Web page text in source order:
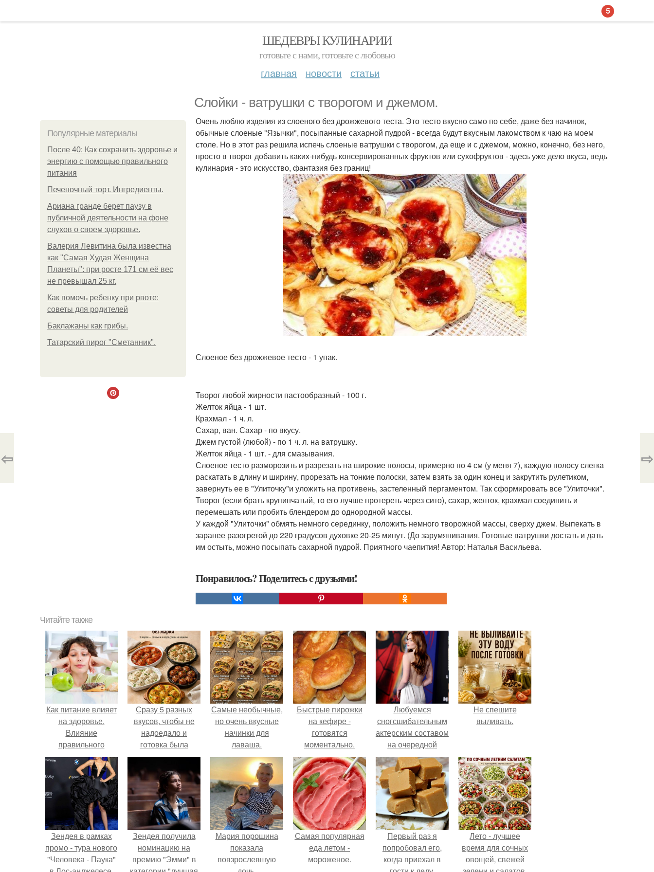
ШЕДЕВРЫ КУЛИНАРИИ
готовьте с нами, готовьте с любовью
главная новости статьи
Слойки - ватрушки с творогом и джемом.
Популярные материалы
После 40: Как сохранить здоровье и
энергию с помощью правильного
питания
Печеночный торт. Ингредиенты.
Ариана гранде берет паузу в
публичной деятельности на фоне
слухов о своем здоровье.
Валерия Левитина была известна
как "Самая Худая Женщина
Планеты": при росте 171 см её вес
не превышал 25 кг.
Как помочь ребенку при рвоте:
советы для родителей
Баклажаны как грибы.
Татарский пирог "Сметанник".
Очень люблю изделия из слоеного без дрожжевого теста. Это тесто вкусно само по себе, даже без начинок,
обычные слоеные "Язычки", посыпанные сахарной пудрой - всегда будут вкусным лакомством к чаю на моем
столе. Но в этот раз решила испечь слоеные ватрушки с творогом, да еще и с джемом, можно, конечно, без него,
просто в творог добавить каких-нибудь консервированных фруктов или сухофруктов - здесь уже дело вкуса, ведь
кулинария - это искусство, фантазия без границ!
Слоеное без дрожжевое тесто - 1 упак.
Творог любой жирности пастообразный - 100 г.
Желток яйца - 1 шт.
Крахмал - 1 ч. л.
Сахар, ван. Сахар - по вкусу.
Джем густой (любой) - по 1 ч. л. на ватрушку.
Желток яйца - 1 шт. - для смазывания.
Слоеное тесто разморозить и разрезать на широкие полосы, примерно по 4 см (у меня 7), каждую полосу слегка
раскатать в длину и ширину, прорезать на тонкие полоски, затем взять за один конец и закрутить рулетиком,
завернуть ее в "Улиточку"и уложить на противень, застеленный пергаментом. Так сформировать все "Улиточки".
Творог (если брать крупинчатый, то его лучше протереть через сито), сахар, желток, крахмал соединить и
перемешать или пробить блендером до однородной массы.
У каждой "Улиточки" обмять немного серединку, положить немного творожной массы, сверху джем. Выпекать в
заранее разогретой до 220 градусов духовке 20-25 минут. (До зарумянивания. Готовые ватрушки достать и дать
им остыть, можно посыпать сахарной пудрой. Приятного чаепития! Автор: Наталья Васильева.
Понравилось? Поделитесь с друзьями!
⇦ ⇨
Читайте также
Как питание влияет
на здоровье.
Влияние
правильного
питания на
здоровье человека
Сразу 5 разных
вкусов, чтобы не
надоедало и
готовка была
проще.
Самые необычные,
но очень вкусные
начинки для
лаваша.
Быстрые пирожки
на кефире -
готовятся
моментально.
Любуемся
сногсшибательным
актерским составом
на очередной
премьере нового
человека - паука.
Не спешите
выливать.
Зендея в рамках
промо - тура нового
"Человека - Паука"
Зендея получила
номинацию на
премию "Эмми" в
Мария порошина
показала
повзрослевшую
Самая популярная
еда летом -
мороженое.
Первый раз я
попробовал его,
когда приехал в
Лето - лучшее
время для сочных
овощей, свежей
5